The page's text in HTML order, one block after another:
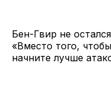
Бен-Гвир не
«Вместо того,
начните лучше